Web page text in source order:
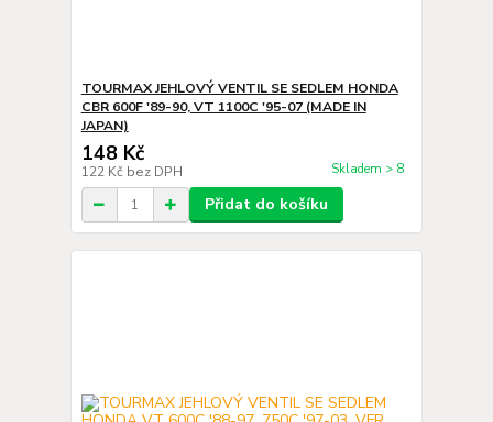
TOURMAX JEHLOVÝ VENTIL SE SEDLEM HONDA
CBR 600F '89-90, VT 1100C '95-07 (MADE IN
JAPAN)
148 Kč
122 Kč bez DPH Skladem > 8
Přidat do košíku